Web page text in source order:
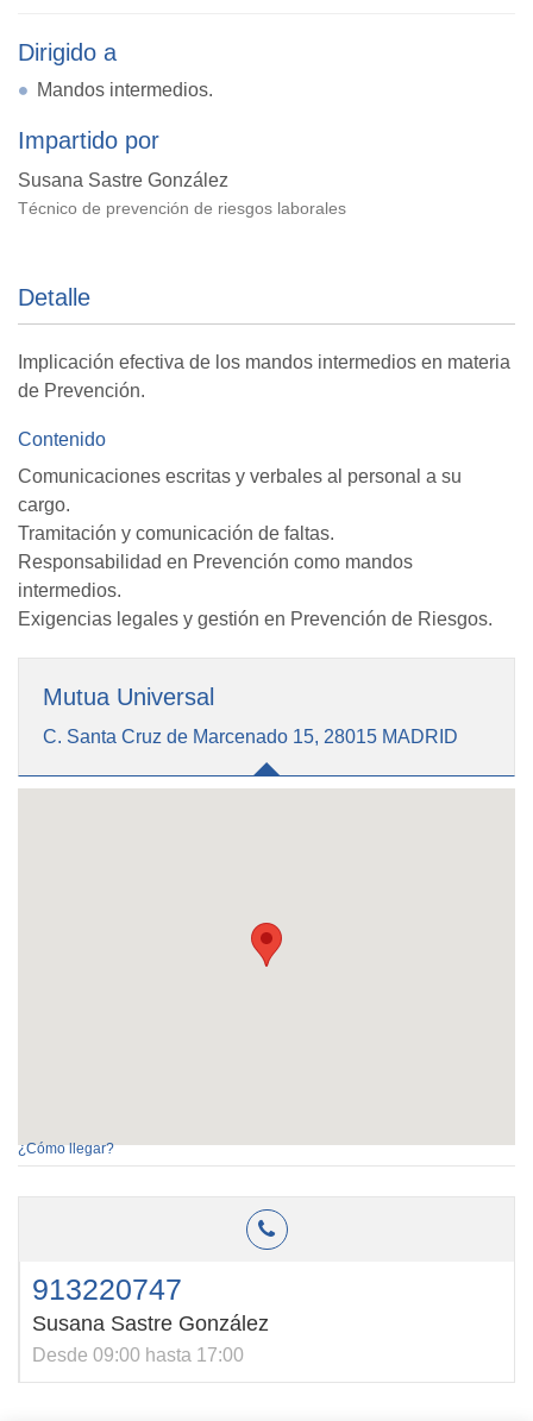
Dirigido a
Mandos intermedios.
Impartido por
Susana Sastre González
Técnico de prevención de riesgos laborales
Detalle
Implicación efectiva de los mandos intermedios en materia
de Prevención.
Contenido
Comunicaciones escritas y verbales al personal a su
cargo.
Tramitación y comunicación de faltas.
Responsabilidad en Prevención como mandos
intermedios.
Exigencias legales y gestión en Prevención de Riesgos.
Mutua Universal
C. Santa Cruz de Marcenado 15, 28015 MADRID
¿Cómo llegar?
913220747
Susana Sastre González
Desde 09:00 hasta 17:00